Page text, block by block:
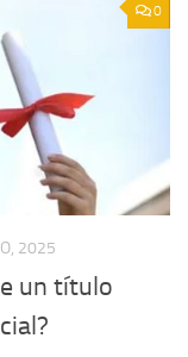
0
2025
un título